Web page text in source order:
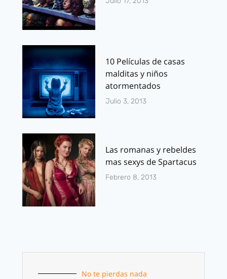
10 Películas de casas
malditas y niños
atormentados
Julio 3, 2013
Las romanas y rebeldes
mas sexys de Spartacus
Febrero 8, 2013
No te pierdas nada